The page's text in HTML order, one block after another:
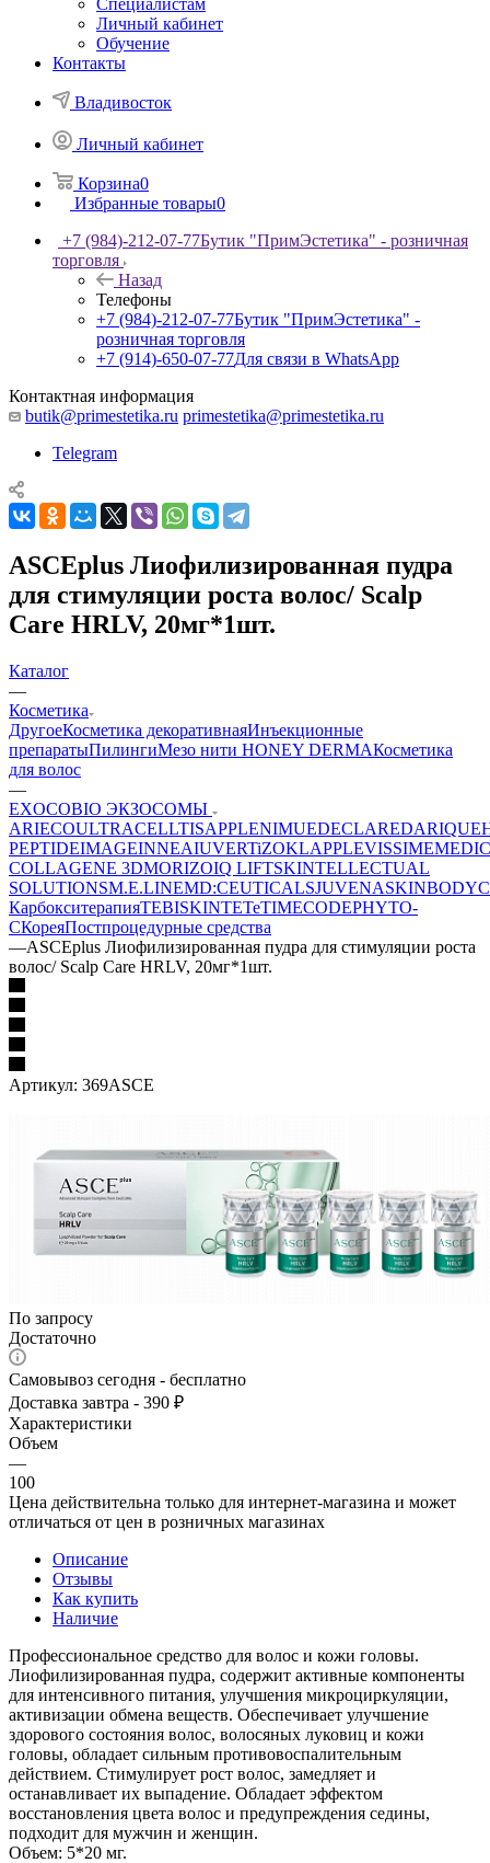
Специалистам
Личный кабинет
Обучение
Контакты
Владивосток
Личный кабинет
Корзина0
Избранные товары0
+7 (984)-212-07-77Бутик "ПримЭстетика" - розничная
торговля
Назад
Телефоны
+7 (984)-212-07-77Бутик "ПримЭстетика" -
розничная торговля
+7 (914)-650-07-77Для связи в WhatsApp
Контактная информация
butik@primestetika.ru primestetika@primestetika.ru
Telegram
ASCEplus Лиофилизированная пудра
для стимуляции роста волос/ Scalp
Care HRLV, 20мг*1шт.
Каталог
—
Косметика
ДругоеКосметика декоративнаяИнъекционные
препаратыПилингиМезо нити HONEY DERMAКосметика
для волос
—
EXOCOBIO ЭКЗОСОМЫ
ARIECOULTRACELLTISAPPLENIMUEDECLAREDARIQUE
PEPTIDEIMAGEINNEAIUVERTiZOKLAPPLEVISSIME
COLLAGENE 3DMORIZOIQ LIFTSKINTELLECTUAL
SOLUTIONSM.E.LINEMD:CEUTICALSJUVENASKINBODY
КарбокситерапияTEBISKINTETeTIMECODEPHYTO-
CКореяПостпроцедурные средства
—ASCEplus Лиофилизированная пудра для стимуляции роста
волос/ Scalp Care HRLV, 20мг*1шт.
Артикул: 369ASCE
По запросу
Достаточно
Самовывоз сегодня - бесплатно
Доставка завтра - 390 ₽
Характеристики
Объем
—
100
Цена действительна только для интернет-магазина и может
отличаться от цен в розничных магазинах
Описание
Отзывы
Как купить
Наличие
Профессиональное средство для волос и кожи головы.
Лиофилизированная пудра, содержит активные компоненты
для интенсивного питания, улучшения микроциркуляции,
активизации обмена веществ. Обеспечивает улучшение
здорового состояния волос, волосяных луковиц и кожи
головы, обладает сильным противовоспалительным
действием. Стимулирует рост волос, замедляет и
останавливает их выпадение. Обладает эффектом
восстановления цвета волос и предупреждения седины,
подходит для мужчин и женщин.
Объем: 5*20 мг.